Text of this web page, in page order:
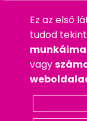
I AZ A
Ez az első
tudod
vagy